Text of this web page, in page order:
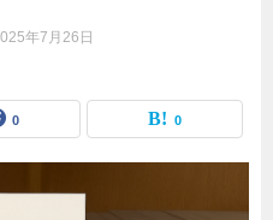
年7月26日
0 0